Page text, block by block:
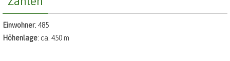
Einwohner: 485
Höhenlage: ca. 450 m